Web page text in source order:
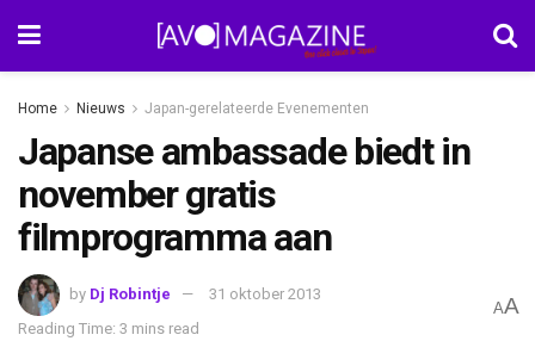
Home Nieuws Japan-gerelateerde Evenementen
Japanse ambassade biedt in
november gratis
filmprogramma aan
by Dj Robintje
31 oktober 2013
Reading Time: 3 mins read
AA